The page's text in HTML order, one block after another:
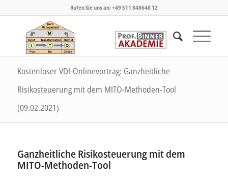
Rufen Sie uns an: +49 511 848648 12
Kostenloser VDI-Onlinevortrag: Ganzheitliche
Risikosteuerung mit dem MITO-Methoden-Tool
(09.02.2021)
Ganzheitliche Risikosteuerung mit dem
MITO-Methoden-Tool